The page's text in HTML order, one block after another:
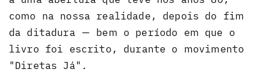
como na nossa realidade, depois do fim
da ditadura — bem o período em que o
livro foi escrito, durante o movimento
"Diretas Já".